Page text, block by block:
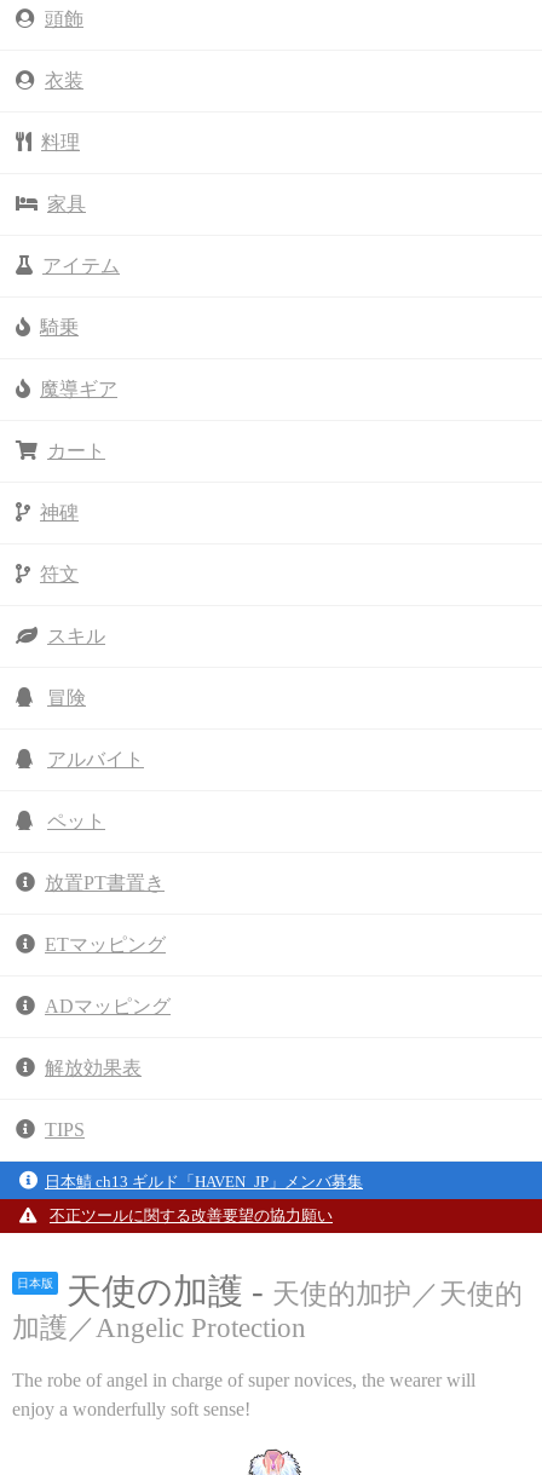
頭飾
衣装
料理
家具
アイテム
騎乗
魔導ギア
カート
神碑
符文
スキル
冒険
アルバイト
ペット
放置PT書置き
ETマッピング
ADマッピング
解放効果表
TIPS
日本鯖 ch13 ギルド「HAVEN_JP」メンバ募集
不正ツールに関する改善要望の協力願い
日本版 天使の加護 - 天使的加护／天使的
加護／Angelic Protection
The robe of angel in charge of super novices, the wearer will
enjoy a wonderfully soft sense!